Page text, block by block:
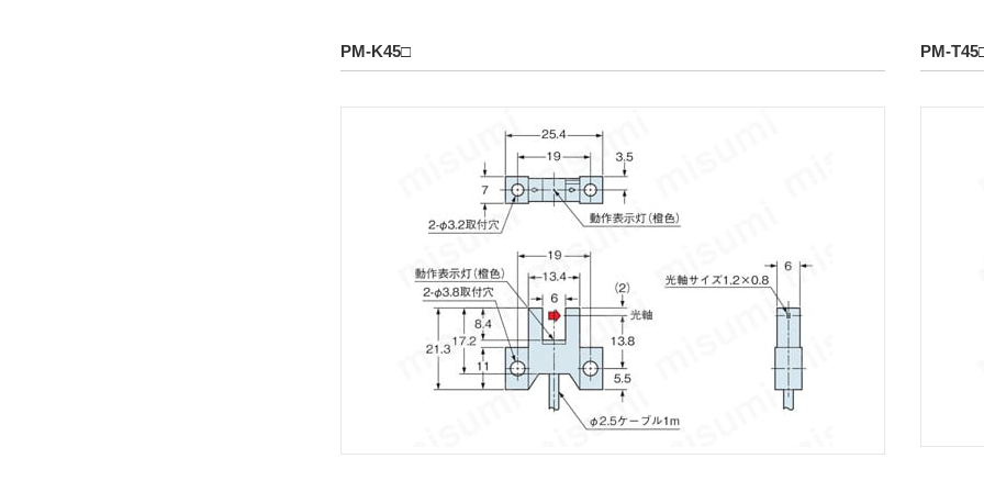
PM-K45□ PM-